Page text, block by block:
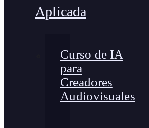
Aplicada
Curso de IA
para
Creadores
Audiovisuales